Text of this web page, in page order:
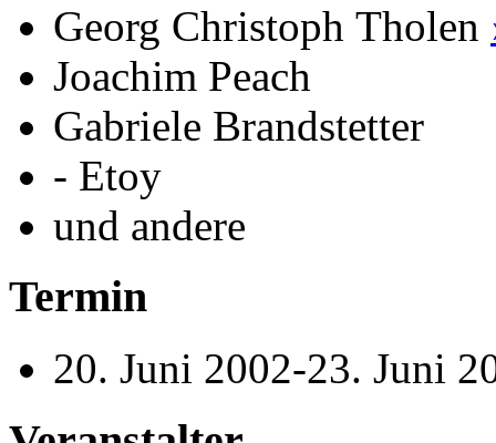
Georg Christoph Tholen
Joachim Peach
Gabriele Brandstetter
- Etoy
und andere
Termin
20. Juni 2002-23. Juni